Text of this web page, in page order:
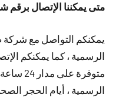
متى يمكننا الإتصال برقم
يمكنكم التواصل مع شركة
الرسمية ، كما يمكنكم
متوفرة
الرسمية ، أيام الحجر